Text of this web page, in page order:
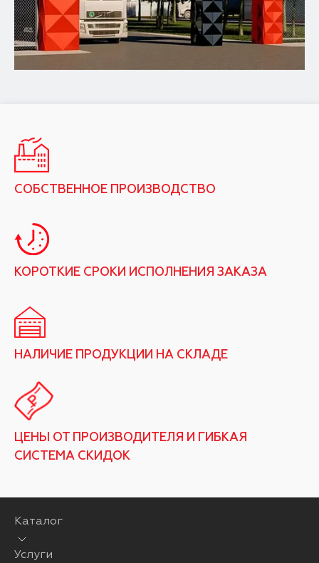
СОБСТВЕННОЕ ПРОИЗВОДСТВО
КОРОТКИЕ СРОКИ ИСПОЛНЕНИЯ ЗАКАЗА
НАЛИЧИЕ ПРОДУКЦИИ НА СКЛАДЕ
ЦЕНЫ ОТ ПРОИЗВОДИТЕЛЯ И ГИБКАЯ
СИСТЕМА СКИДОК
Каталог
Услуги